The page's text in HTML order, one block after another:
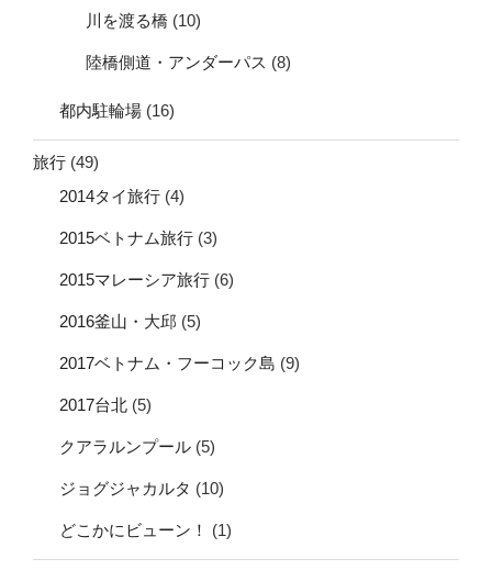
川を渡る橋 (10)
陸橋側道・アンダーパス (8)
都内駐輪場 (16)
旅行 (49)
2014タイ旅行 (4)
2015ベトナム旅行 (3)
2015マレーシア旅行 (6)
2016釜山・大邱 (5)
2017ベトナム・フーコック島 (9)
2017台北 (5)
クアラルンプール (5)
ジョグジャカルタ (10)
どこかにビューン！ (1)